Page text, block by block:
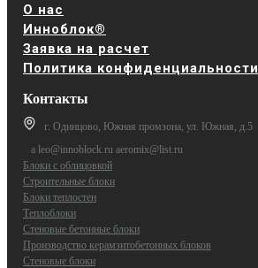
О нас
Инноблок®
Заявка на расчет
Политика конфиденциальности
Контакты
г. Одинцово, Южная промзона, ул. Южная, д.5
a leo@innoblock.ru aeromix@list.ru
Блоки с облицовкой
Строительные блоки
Блоки теплостен
Теплоблоки
Стеновые бетонные блоки
Производство керамзитобетонных блоков
Стеновые блоки